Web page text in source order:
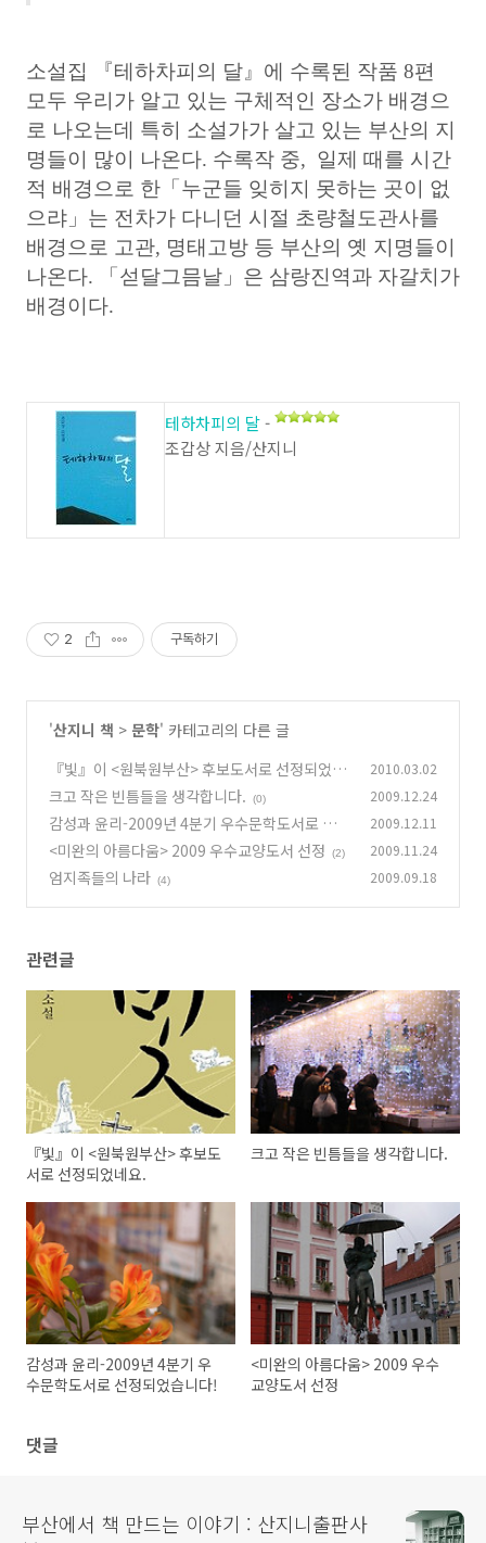
소설집 『테하차피의 달』에 수록된 작품 8편
모두 우리가 알고 있는 구체적인 장소가 배경으
로 나오는데 특히 소설가가 살고 있는 부산의 지
명들이 많이 나온다. 수록작 중, 일제 때를 시간
적 배경으로 한「누군들 잊히지 못하는 곳이 없
으랴」는 전차가 다니던 시절 초량철도관사를
배경으로 고관, 명태고방 등 부산의 옛 지명들이
나온다. 「섣달그믐날」은 삼랑진역과 자갈치가
배경이다.
테하차피의 달-
조갑상 지음/산지니
2 구독하기
'산지니 책 > 문학' 카테고리의 다른 글
『빛』이 <원북원부산> 후보도서로 선정되었네
요. (2)
2010.03.02
크고 작은 빈틈들을 생각합니다. (0) 2009.12.24
감성과 윤리-2009년 4분기 우수문학도서로 선정
되었습니다!
(2)
2009.12.11
<미완의 아름다움> 2009 우수교양도서 선정 (2) 2009.11.24
엄지족들의 나라 (4) 2009.09.18
관련글
『빛』이 <원북원부산> 후보도
서로 선정되었네요.
크고 작은 빈틈들을 생각합니다.
감성과 윤리-2009년 4분기 우
수문학도서로 선정되었습니다!
<미완의 아름다움> 2009 우수
교양도서 선정
댓글
부산에서 책 만드는 이야기 : 산지니출판사